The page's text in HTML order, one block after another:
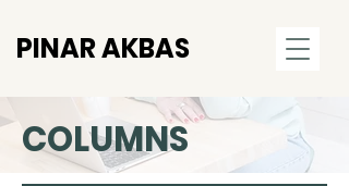
PINAR AKBAS
COLUMNS